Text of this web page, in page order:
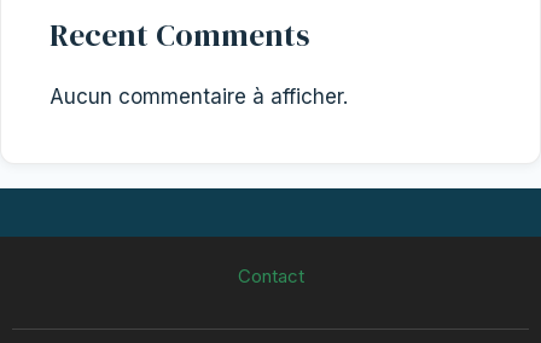
Recent Comments
Aucun commentaire à afficher.
Contact